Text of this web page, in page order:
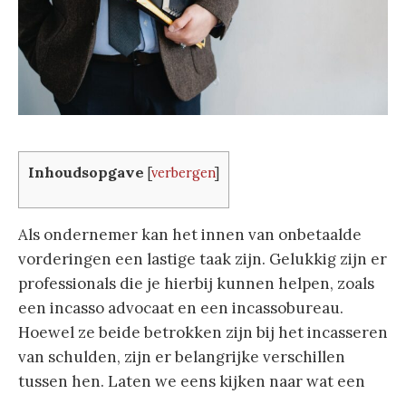
Inhoudsopgave [verbergen]
Als ondernemer kan het innen van onbetaalde
vorderingen een lastige taak zijn. Gelukkig zijn er
professionals die je hierbij kunnen helpen, zoals
een incasso advocaat en een incassobureau.
Hoewel ze beide betrokken zijn bij het incasseren
van schulden, zijn er belangrijke verschillen
tussen hen. Laten we eens kijken naar wat een